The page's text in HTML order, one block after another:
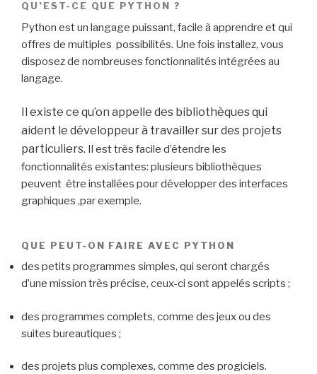
QU’EST-CE QUE PYTHON ?
Python est un langage puissant, facile à apprendre et qui
offres de multiples possibilités. Une fois installez, vous
disposez de nombreuses fonctionnalités intégrées au
langage.
Il existe ce qu’on appelle des bibliothèquesqui
aident le développeur à travailler sur des projets
particuliers. Il est très facile d’étendre les
fonctionnalités existantes: plusieurs bibliothèques
peuvent être installées pour développer des interfaces
graphiques ,par exemple.
QUE PEUT-ON FAIRE AVEC PYTHON
des petits programmes simples, qui seront chargés
d’une mission très précise, ceux-ci sont appelés scripts ;
des programmes complets, comme des jeux ou des
suites bureautiques ;
des projets plus complexes, comme des progiciels.